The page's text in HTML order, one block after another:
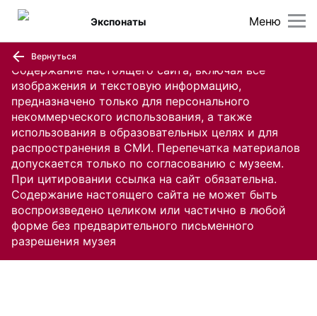
Содержание настоящего сайта, включая все
изображения и текстовую информацию,
предназначено только для персонального
некоммерческого использования, а также
использования в образовательных целях и для
распространения в СМИ. Перепечатка материалов
допускается только по согласованию с музеем.
При цитировании ссылка на сайт обязательна.
Содержание настоящего сайта не может быть
воспроизведено целиком или частично в любой
форме без предварительного письменного
разрешения музея
Меню
Экспонаты
Вернуться